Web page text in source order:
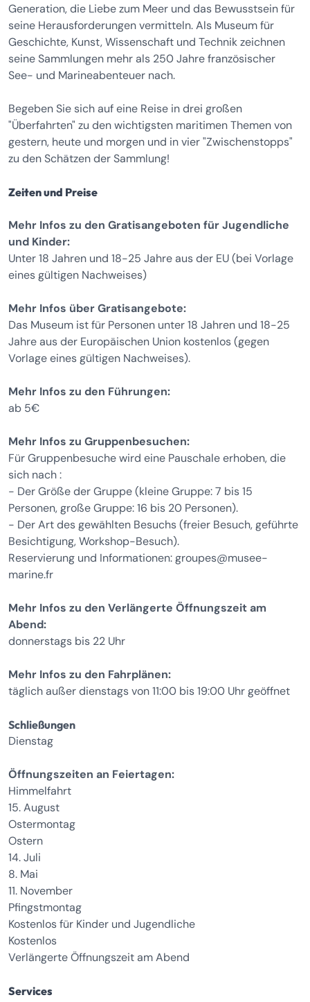
Generation, die Liebe zum Meer und das Bewusstsein für
seine Herausforderungen vermitteln. Als Museum für
Geschichte, Kunst, Wissenschaft und Technik zeichnen
seine Sammlungen mehr als 250 Jahre französischer
See- und Marineabenteuer nach.
Begeben Sie sich auf eine Reise in drei großen
"Überfahrten" zu den wichtigsten maritimen Themen von
gestern, heute und morgen und in vier "Zwischenstopps"
zu den Schätzen der Sammlung!
Zeiten und Preise
Mehr Infos zu den Gratisangeboten für Jugendliche
und Kinder:
Unter 18 Jahren und 18-25 Jahre aus der EU (bei Vorlage
eines gültigen Nachweises)
Mehr Infos über Gratisangebote:
Das Museum ist für Personen unter 18 Jahren und 18-25
Jahre aus der Europäischen Union kostenlos (gegen
Vorlage eines gültigen Nachweises).
Mehr Infos zu den Führungen:
ab 5€
Mehr Infos zu Gruppenbesuchen:
Für Gruppenbesuche wird eine Pauschale erhoben, die
sich nach :
- Der Größe der Gruppe (kleine Gruppe: 7 bis 15
Personen, große Gruppe: 16 bis 20 Personen).
- Der Art des gewählten Besuchs (freier Besuch, geführte
Besichtigung, Workshop-Besuch).
Reservierung und Informationen: groupes@musee-
marine.fr
Mehr Infos zu den Verlängerte Öffnungszeit am
Abend:
donnerstags bis 22 Uhr
Mehr Infos zu den Fahrplänen:
täglich außer dienstags von 11:00 bis 19:00 Uhr geöffnet
Schließungen
Dienstag
Öffnungszeiten an Feiertagen:
Himmelfahrt
15. August
Ostermontag
Ostern
14. Juli
8. Mai
11. November
Pfingstmontag
Kostenlos für Kinder und Jugendliche
Kostenlos
Verlängerte Öffnungszeit am Abend
Services